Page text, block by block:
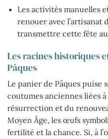
Les activités manuelles
renouer avec l’artisanat
transmettre cette fête
Les racines historiques
Pâques
Le panier de Pâques puise
coutumes anciennes liées
résurrection et du
Moyen Âge, les œufs
fertilité et la chance. Si, à